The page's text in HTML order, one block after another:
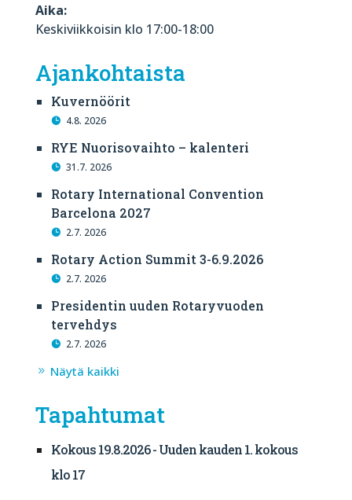
Aika:
Keskiviikkoisin klo 17:00-18:00
Ajankohtaista
Kuvernöörit
4.8. 2026
RYE Nuorisovaihto – kalenteri
31.7. 2026
Rotary International Convention
Barcelona 2027
2.7. 2026
Rotary Action Summit 3-6.9.2026
2.7. 2026
Presidentin uuden Rotaryvuoden
tervehdys
2.7. 2026
Näytä kaikki
Tapahtumat
Kokous 19.8.2026 - Uuden kauden 1. kokous
klo 17